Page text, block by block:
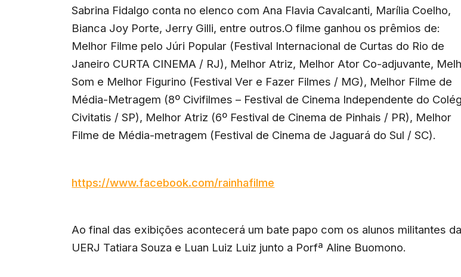
Sabrina Fidalgo conta no elenco com Ana Flavia Cavalcanti, Marília Coelho,
Bianca Joy Porte, Jerry Gilli, entre outros.O filme ganhou os prêmios de:
Melhor Filme pelo Júri Popular (Festival Internacional de Curtas do Rio de
Janeiro CURTA CINEMA / RJ), Melhor Atriz, Melhor Ator Co-adjuvante,
Som e Melhor Figurino (Festival Ver e Fazer Filmes / MG), Melhor Filme de
Média-Metragem (8º Civifilmes – Festival de Cinema Independente do
Civitatis / SP), Melhor Atriz (6º Festival de Cinema de Pinhais / PR), Melhor
Filme de Média-metragem (Festival de Cinema de Jaguará do Sul / SC).
https://www.facebook.com/rainhafilme
Ao final das exibições acontecerá um bate papo com os alunos militantes da
UERJ Tatiara Souza e Luan Luiz Luiz junto a Porfª Aline Buomono.